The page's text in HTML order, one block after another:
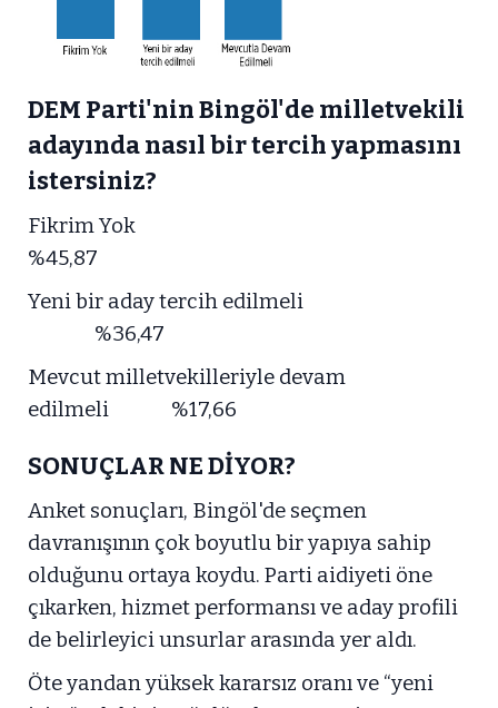
DEM Parti'nin Bingöl'de milletvekili
adayında nasıl bir tercih yapmasını
istersiniz?
Fikrim Yok
%45,87
Yeni bir aday tercih edilmeli
%36,47
Mevcut milletvekilleriyle devam
edilmeli %17,66
SONUÇLAR NE DİYOR?
Anket sonuçları, Bingöl'de seçmen
davranışının çok boyutlu bir yapıya sahip
olduğunu ortaya koydu. Parti aidiyeti öne
çıkarken, hizmet performansı ve aday profili
de belirleyici unsurlar arasında yer aldı.
Öte yandan yüksek kararsız oranı ve “yeni